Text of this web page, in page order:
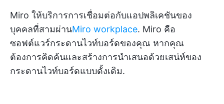
Miro ให้บริการการเชื่อมต่อกับแอปพลิเคชันของ
บุคคลที่สามผ่านMiro workplace. Miro คือ
ซอฟต์แวร์กระดานไวท์บอร์ดของคุณ หากคุณ
ต้องการคิดค้นและสร้างการนำเสนอด้วยเสน่ห์ของ
กระดานไวท์บอร์ดแบบดั้งเดิม.